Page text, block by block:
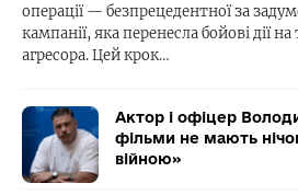
операції — безпрецедентної за
кампанії, яка перенесла бойові дії
агресора. Цей крок…
Актор і офіцер
фільми не мають
війною»